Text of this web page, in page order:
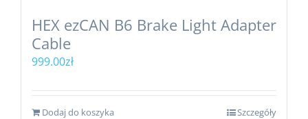
HEX ezCAN B6 Brake Light Adapter
Cable
999.00zł
Dodaj do koszyka Szczegóły